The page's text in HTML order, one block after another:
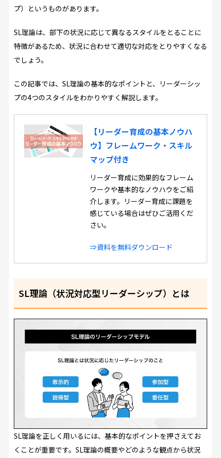
プ）というものがあります。
SL理論は、部下の状況に応じて異なるスタイルをとることに
特徴があるため、状況に合わせて適切な対応をとりやすくなる
でしょう。
この記事では、SL理論の基本的なポイントと、リーダーシッ
プの4つのスタイルをわかりやすく解説します。
【リーダー育成の基本ノウハ
ウ】フレームワーク・スキル
マップ付き
リーダー育成に効果的なフレーム
ワークや基本的なノウハウをご紹
介します。リーダー育成に課題を
感じている場合はぜひご活用くだ
さい。
⇒資料を無料ダウンロード
SL理論（状況対応型リーダーシップ）とは
SL理論を正しく用いるには、基本的なポイントを押さえてお
くことが重要です。SL理論の概要やどのような観点から状況